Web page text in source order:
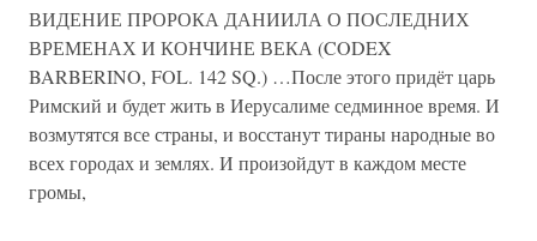
ВИДЕНИЕ ПРОРОКА ДАНИИЛА О ПОСЛЕДНИХ
ВРЕМЕНАХ И КОНЧИНЕ ВЕКА (CODEX
BARBERINO, FOL. 142 SQ.) …После этого придёт царь
Римский и будет жить в Иерусалиме седминное время. И
возмутятся все страны, и восстанут тираны народные во
всех городах и землях. И произойдут в каждом месте
громы,